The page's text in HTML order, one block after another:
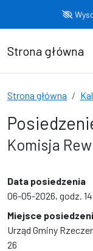
Strona główna
Strona główna
Komisja
Data posiedzenia
06-05-2026, godz.
Miejsce
Urząd Gminy
26